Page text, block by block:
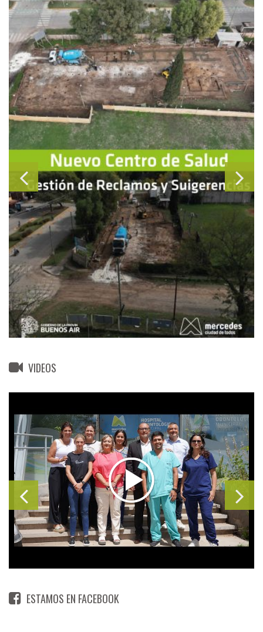
VIDEOS
ESTAMOS EN FACEBOOK